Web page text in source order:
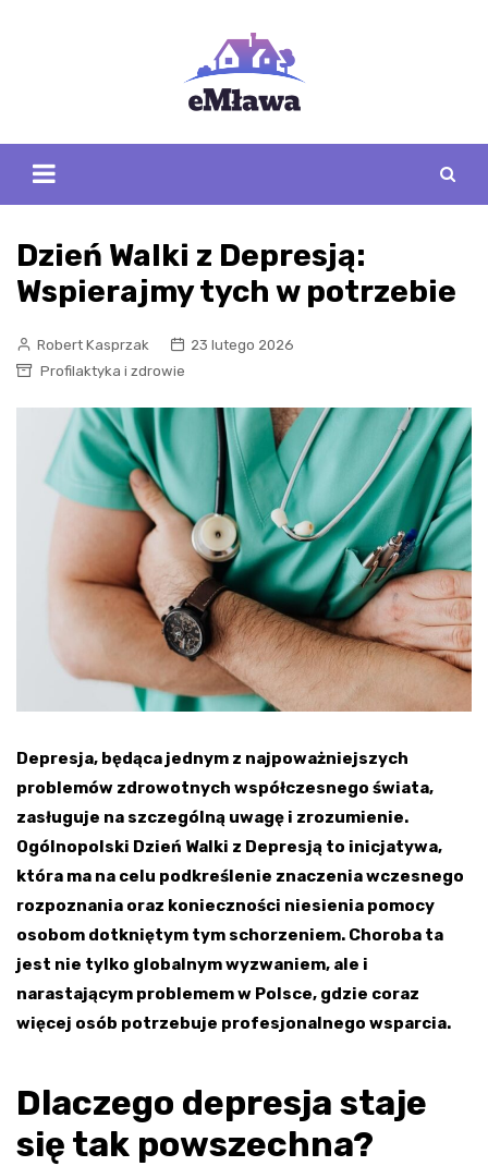
Dzień Walki z Depresją:
Wspierajmy tych w potrzebie
Robert Kasprzak
23 lutego 2026
Profilaktyka i zdrowie
Depresja, będąca jednym z najpoważniejszych
problemów zdrowotnych współczesnego świata,
zasługuje na szczególną uwagę i zrozumienie.
Ogólnopolski Dzień Walki z Depresją to inicjatywa,
która ma na celu podkreślenie znaczenia wczesnego
rozpoznania oraz konieczności niesienia pomocy
osobom dotkniętym tym schorzeniem. Choroba ta
jest nie tylko globalnym wyzwaniem, ale i
narastającym problemem w Polsce, gdzie coraz
więcej osób potrzebuje profesjonalnego wsparcia.
Dlaczego depresja staje
się tak powszechna?